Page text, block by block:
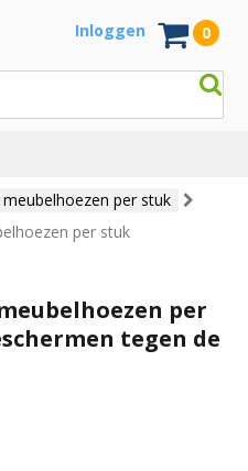
Inloggen 0
per stuk
per stuk
per
tegen de